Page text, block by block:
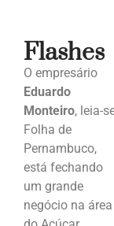
Flashes
O empresário
Eduardo
Monteiro, leia-
Folha de
Pernambuco,
está fechando
um grande
negócio na área